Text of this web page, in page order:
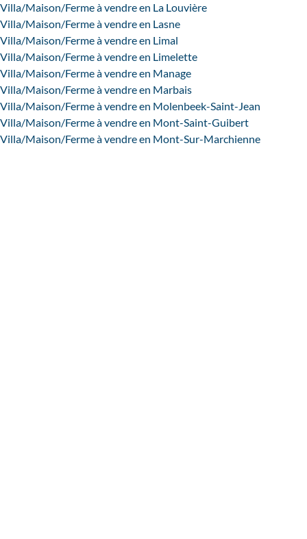
Villa/Maison/Ferme à vendre en La Louvière
Villa/Maison/Ferme à vendre en Lasne
Villa/Maison/Ferme à vendre en Limal
Villa/Maison/Ferme à vendre en Limelette
Villa/Maison/Ferme à vendre en Manage
Villa/Maison/Ferme à vendre en Marbais
Villa/Maison/Ferme à vendre en Molenbeek-Saint-Jean
Villa/Maison/Ferme à vendre en Mont-Saint-Guibert
Villa/Maison/Ferme à vendre en Mont-Sur-Marchienne